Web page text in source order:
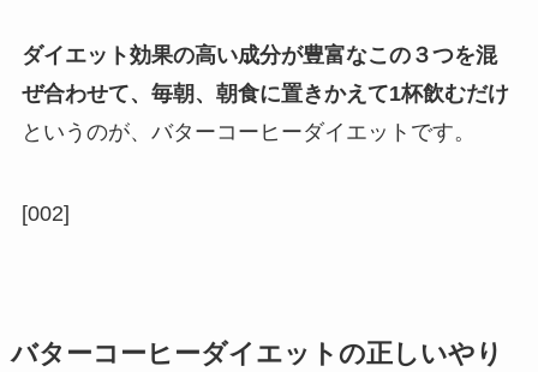
ダイエット効果の高い成分が豊富なこの３つを混
ぜ合わせて、毎朝、朝食に置きかえて1杯飲むだけ
というのが、バターコーヒーダイエットです。
[002]
バターコーヒーダイエットの正しいやり